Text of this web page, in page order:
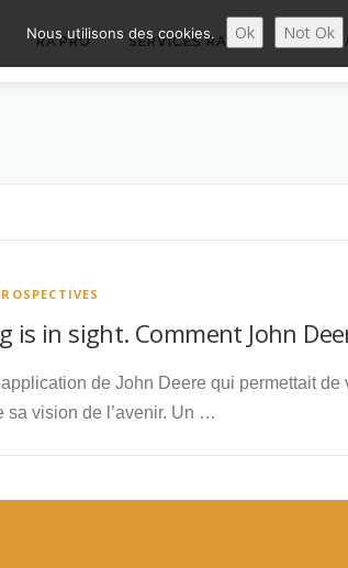
RA’PRO SERVICES RA’PRO
in sight. Comment John
de John Deere qui permettait
sa vision de l’avenir. Un …
Nous utilisons des cookies. Ok Not Ok